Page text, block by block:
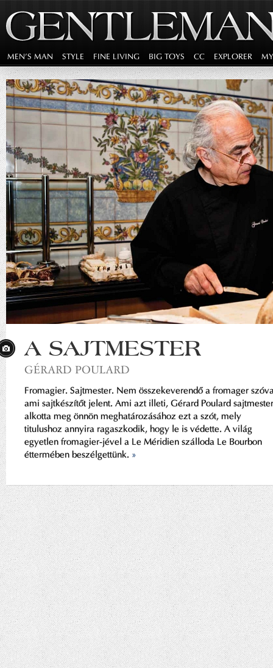
MEN'S MAN STYLE FINE LIVING BIG TOYS CC EXPLORER
A SAJTMESTER
GÉRARD POULARD
Fromagier. Sajtmester. Nem összekeverendő a fromager
ami sajtkészítőt jelent. Ami azt illeti, Gérard Poulard sajtmester
alkotta meg önnön meghatározásához ezt a szót, mely
titulushoz annyira ragaszkodik, hogy le is védette. A világ
egyetlen fromagier-jével a Le Méridien szálloda Le Bourbon
éttermében beszélgettünk. »